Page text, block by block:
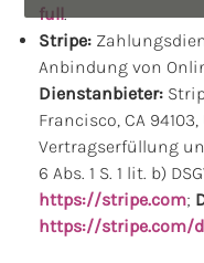
full.
Stripe:
Anbindung von
Dienstanbieter:
Francisco, CA 94103,
Vertragserfüllung
6 Abs. 1 S. 1 lit. b)
https://stripe.com;
https://stripe.com/